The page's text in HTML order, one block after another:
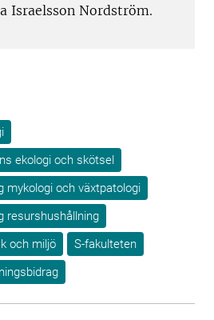
Israelsson Nordström.
ekologi och skötsel
mykologi och växtpatologi
resurshushållning
och miljö
S-fakulteten